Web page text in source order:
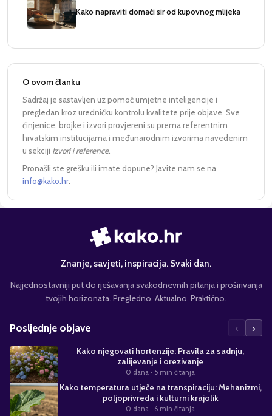
Kako napraviti domaći sir od kupovnog mlijeka
O ovom članku
Sadržaj je sastavljen uz pomoć umjetne inteligencije i
pregledan kroz uredničku kontrolu kvalitete prije objave. Sve
činjenice, brojke i izvori provjereni su prema referentnim
hrvatskim institucijama i međunarodnim izvorima navedenim
u sekciji Izvori i reference.
Pronašli ste grešku ili imate dopune? Javite nam se na
info@kako.hr
Znanje, savjeti, inspiracija. Svaki dan.
Najjednostavniji put do rješavanja svakodnevnih pitanja i proširivanja
tvojih horizonata. Pregledno. Aktualno. Praktično.
Posljednje objave ‹ ›
Kako njegovati hortenzije: Pravila za sadnju,
zalijevanje i orezivanje
0 dana · 5 min čitanja
Kako temperatura utječe na transpiraciju: Mehanizmi,
poljoprivreda i kulturni krajolik
0 dana · 6 min čitanja